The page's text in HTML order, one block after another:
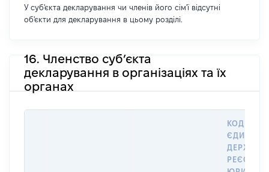
У суб'єкта декларування чи членів його сім'ї відсутні
об'єкти для декларування в цьому розділі.
16. Членство суб’єкта
декларування в організаціях та їх
органах
КОД В
РЕЄСТРІ